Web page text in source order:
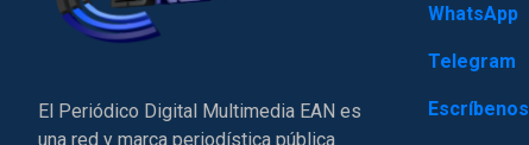
El Periódico Digital Multimedia EAN es
una red y marca periodística pública
WhatsApp
Telegram
Escríbenos